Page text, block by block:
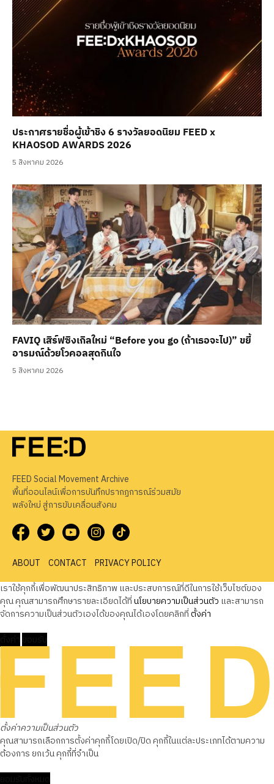
ประกาศรายชื่อผู้เข้าชิง 6 รางวัลยอดนิยม FEED x
KHAOSOD AWARDS 2026
5 สิงหาคม 2026
FAVIQ เสิร์ฟซิงเกิลใหม่ “Before you go (ถ้าเธอจะไป)” ขยี้
อารมณ์ด้วยโวคอลสุดกินใจ
5 สิงหาคม 2026
FEED Social Movement Archive
พื้นที่ออนไลน์เพื่อการบันทึกปรากฏการณ์ร่วมสมัย
พลังใหม่ สู่การขับเคลื่อนสังคม
ABOUT CONTACT
PRIVACY POLICY
เราใช้คุกกี้เพื่อพัฒนาประสิทธิภาพ และประสบการณ์ที่ดีในการใช้เว็บไซต์ของ
คุณ คุณสามารถศึกษารายละเอียดได้ที่นโยบายความเป็นส่วนตัว และสามารถ
จัดการความเป็นส่วนตัวเองได้ของคุณได้เองโดยคลิกที่ตั้งค่า
ตั้งค่าความเป็นส่วนตัว
คุณสามารถเลือกการตั้งค่าคุกกี้โดยเปิด/ปิด คุกกี้ในแต่ละประเภทได้ตามความ
ต้องการ ยกเว้น คุกกี้ที่จำเป็น